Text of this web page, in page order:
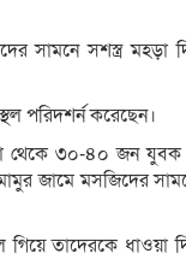
সামনে সশস্ত্র মহড়া
পরিদশর্ন করেছেন।
থেকে ৩০-৪০ জন যুবক
জামে মসজিদের
তাদেরকে ধাওয়া